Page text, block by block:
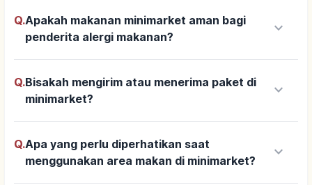
Q.Apakah makanan minimarket aman bagi
penderita alergi makanan?
keyboard_arrow_down
Q.Bisakah mengirim atau menerima paket di
minimarket?
keyboard_arrow_down
Q.Apa yang perlu diperhatikan saat
menggunakan area makan di minimarket?
keyboard_arrow_down